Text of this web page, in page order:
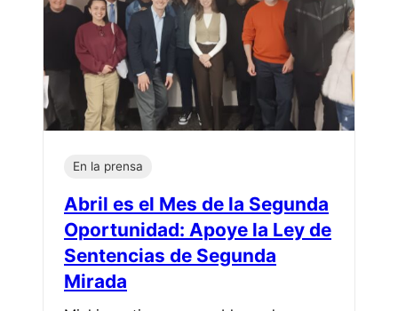
En la prensa
Abril es el Mes de la Segunda
Oportunidad: Apoye la Ley de
Sentencias de Segunda
Mirada